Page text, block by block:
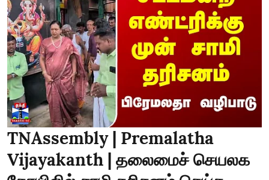
TNAssembly | Premalatha
Vijayakanth | தலைமைச் செயலக